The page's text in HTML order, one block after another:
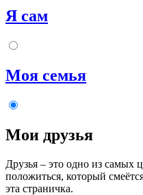
Я сам
Моя семья
Мои друзья
Друзья – это одно из самых
положиться, который
эта страничка.